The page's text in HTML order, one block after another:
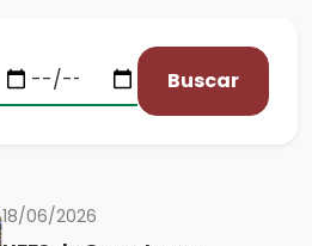
Buscar
18/06/2026